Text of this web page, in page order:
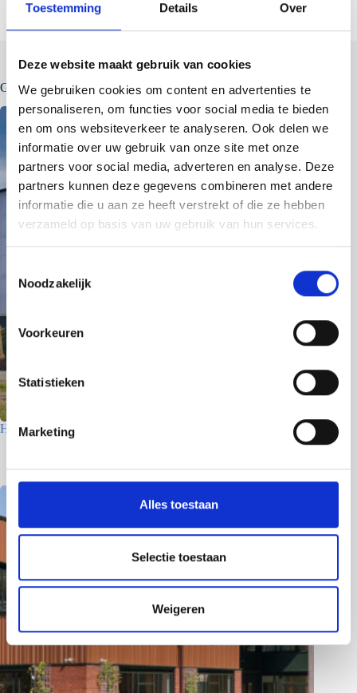
Toestemming Details Over
Deze website maakt gebruik van cookies
We gebruiken cookies om content en advertenties te
personaliseren, om functies voor social media te bieden
en om ons websiteverkeer te analyseren. Ook delen we
informatie over uw gebruik van onze site met onze
partners voor social media, adverteren en analyse. Deze
partners kunnen deze gegevens combineren met andere
informatie die u aan ze heeft verstrekt of die ze hebben
verzameld op basis van uw gebruik van hun services.
m
m
i
e
c
i
Noodzakelijk
Voorkeuren
Statistieken
Marketing
Alles toestaan
Selectie toestaan
Weigeren
Gerelateerde berichten
Houtfabriek – Utrecht